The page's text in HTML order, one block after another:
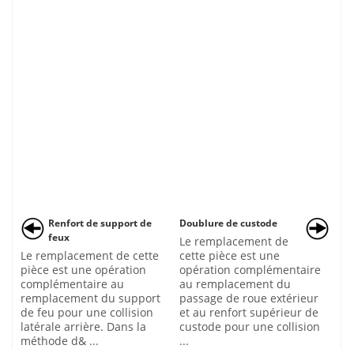
Renfort de support de
feux
Le remplacement de cette
pièce est une opération
complémentaire au
remplacement du support
de feu pour une collision
latérale arrière. Dans la
méthode d& ...
Doublure de custode
Le remplacement de
cette pièce est une
opération complémentaire
au remplacement du
passage de roue extérieur
et au renfort supérieur de
custode pour une collision
...